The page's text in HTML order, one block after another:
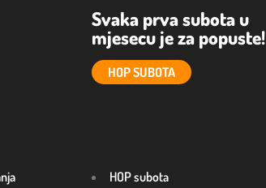
Svaka prva subota u
mjesecu je za popuste!
HOP SUBOTA
HOP subota